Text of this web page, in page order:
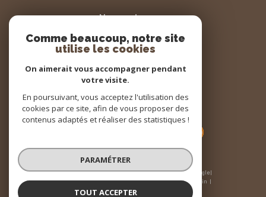
Nous suivre sur
Adhérents
© 2026 | Tous droits réservés | Traduction powered by Google |
Nos honoraires
Plan du site Mentions légales
Admin
Nos liens
Politique RGPD
Comme beaucoup, notre site
utilise les cookies
On aimerait vous accompagner pendant
votre visite.
En poursuivant, vous acceptez l'utilisation des
cookies par ce site, afin de vous proposer des
contenus adaptés et réaliser des statistiques !
PARAMÉTRER
TOUT ACCEPTER